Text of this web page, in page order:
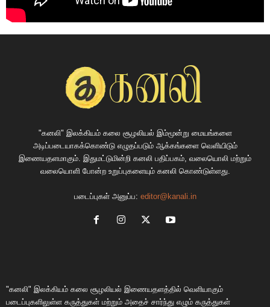
"கனலி" இலக்கியம் கலை சூழலியல் இம்மூன்று மையங்களை
அடிப்படையாகக்கொண்டு எழுதப்படும் ஆக்கங்களை வெளியிடும்
இணையதளமாகும். இதுமட்டுமின்றி கனலி பதிப்பகம், வலையொலி மற்றும்
வலையொளி போன்ற உறுப்புகளையும் கனலி கொண்டுள்ளது.
படைப்புகள் அனுப்ப: editor@kanali.in
"கனலி" இலக்கியம் கலை சூழலியல் இணையதளத்தில் வெளியாகும்
படைப்புகளிலுள்ள கருத்துகள் மற்றும் அதைச் சார்ந்து எழும் கருத்துகள்